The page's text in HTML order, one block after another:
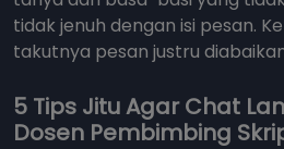
tidak jenuh dengan isi pesan.
takutnya pesan justru
5 Tips Jitu Agar Chat
Dosen Pembimbing